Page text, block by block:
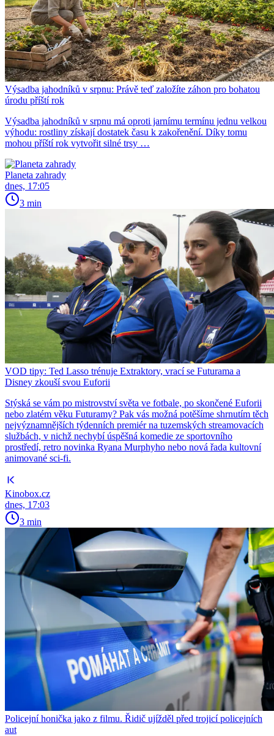
Výsadba jahodníků v srpnu: Právě teď založíte záhon pro bohatou
úrodu příští rok
Výsadba jahodníků v srpnu má oproti jarnímu termínu jednu velkou
výhodu: rostliny získají dostatek času k zakořenění. Díky tomu
mohou příští rok vytvořit silné trsy …
Planeta zahrady
dnes, 17:05
3 min
VOD tipy: Ted Lasso trénuje Extraktory, vrací se Futurama a
Disney zkouší svou Euforii
Stýská se vám po mistrovství světa ve fotbale, po skončené Euforii
nebo zlatém věku Futuramy? Pak vás možná potěšíme shrnutím těch
nejvýznamnějších týdenních premiér na tuzemských streamovacích
službách, v nichž nechybí úspěšná komedie ze sportovního
prostředí, retro novinka Ryana Murphyho nebo nová řada kultovní
animované sci-fi.
Kinobox.cz
dnes, 17:03
3 min
Policejní honička jako z filmu. Řidič ujížděl před trojicí policejních
aut